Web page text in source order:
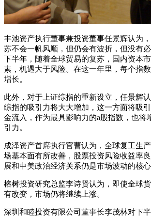
丰池资产执行董事兼投资董事任景辉认为
苏不会一帆风顺，但仍会有波折，但没有
下半年，随着全球贸易的复苏，国内资本
素，机遇大于风险。在这一年里，每个指
增长。
此外，对于上证综指的重新设立，任景辉
综指的吸引力将大大增加，这一方面将吸
金流入，作为最具影响力的a股指数，也将
引力。
成泽资产首席执行官曹认为，全球复工生
场基本面有所改善，股票投资风险收益率
展和中美政治经济关系仍是市场波动的核心
榕树投资研究总监李诗贤认为，即使全球
有改变，市场仍将继续上涨。
深圳和睦投资有限公司董事长李茂林对下